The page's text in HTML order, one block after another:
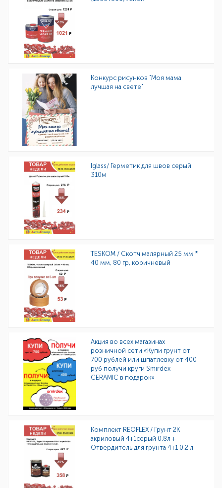
Конкурс рисунков "Моя мама
лучшая на свете"
Iglass/ Герметик для швов серый
310м
TESKOM / Скотч малярный 25 мм *
40 мм, 80 гр, коричневый
Акция во всех магазинах
розничной сети «Купи грунт от
700 рублей или шпатлевку от 400
руб получи круги Smirdex
CERAMIC в подарок»
Комплект REOFLEX / Грунт 2К
акриловый 4+1серый 0,8л +
Отвердитель для грунта 4+1 0,2 л